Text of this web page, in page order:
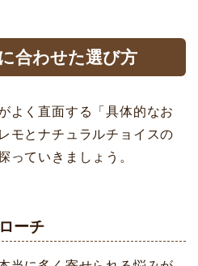
合わせた選び方
よく直面する「具体的なお
モとナチュラルチョイスの
っていきましょう。
ーチ